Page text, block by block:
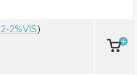
2%VIS)